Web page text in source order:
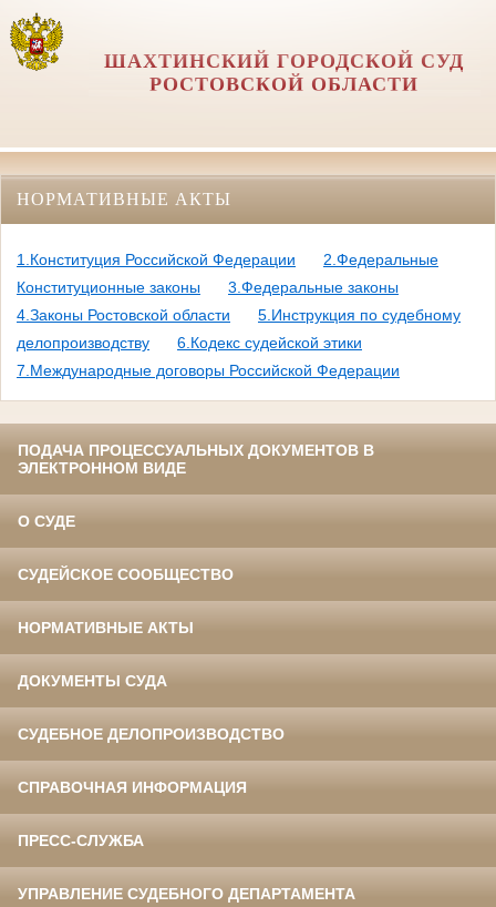
ШАХТИНСКИЙ ГОРОДСКОЙ СУД
РОСТОВСКОЙ ОБЛАСТИ
НОРМАТИВНЫЕ АКТЫ
1.Конституция Российской Федерации
2.Федеральные
Конституционные законы
3.Федеральные законы
4.Законы Ростовской области
5.Инструкция по судебному
делопроизводству
6.Кодекс судейской этики
7.Международные договоры Российской Федерации
ПОДАЧА ПРОЦЕССУАЛЬНЫХ ДОКУМЕНТОВ В
ЭЛЕКТРОННОМ ВИДЕ
О СУДЕ
СУДЕЙСКОЕ СООБЩЕСТВО
НОРМАТИВНЫЕ АКТЫ
ДОКУМЕНТЫ СУДА
СУДЕБНОЕ ДЕЛОПРОИЗВОДСТВО
СПРАВОЧНАЯ ИНФОРМАЦИЯ
ПРЕСС-СЛУЖБА
УПРАВЛЕНИЕ СУДЕБНОГО ДЕПАРТАМЕНТА